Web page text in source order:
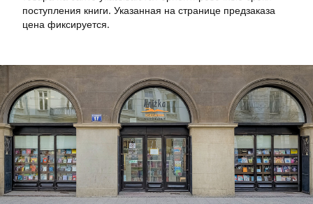
поступления книги. Указанная на странице предзаказа
цена фиксируется.